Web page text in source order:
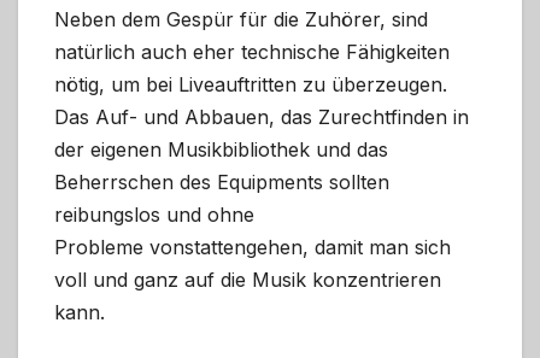
Neben dem Gespür für die Zuhörer, sind
natürlich auch eher technische Fähigkeiten
nötig, um bei Liveauftritten zu überzeugen.
Das Auf- und Abbauen, das Zurechtfinden in
der eigenen Musikbibliothek und das
Beherrschen des Equipments sollten
reibungslos und ohne
Probleme vonstattengehen, damit man sich
voll und ganz auf die Musik konzentrieren
kann.